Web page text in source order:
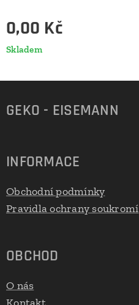
0,00 Kč
Skladem
GEKO - EISEMANN
INFORMACE
Obchodní podmínky
Pravidla ochrany soukromí
OBCHOD
O nás